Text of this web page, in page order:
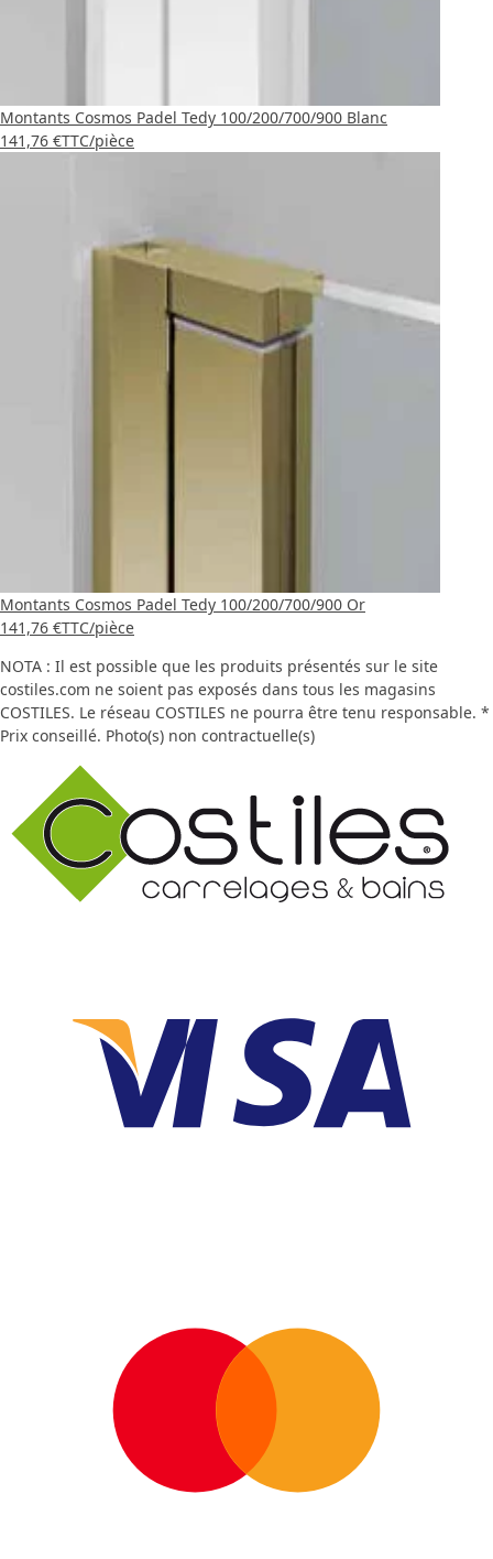
Montants Cosmos Padel Tedy 100/200/700/900 Blanc
141,76 €TTC/pièce
Montants Cosmos Padel Tedy 100/200/700/900 Or
141,76 €TTC/pièce
NOTA : Il est possible que les produits présentés sur le site
costiles.com ne soient pas exposés dans tous les magasins
COSTILES. Le réseau COSTILES ne pourra être tenu responsable. *
Prix conseillé. Photo(s) non contractuelle(s)